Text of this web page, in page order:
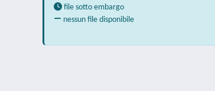
file sotto embargo
nessun file disponibile